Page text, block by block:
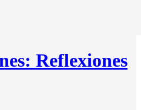
Reflexiones